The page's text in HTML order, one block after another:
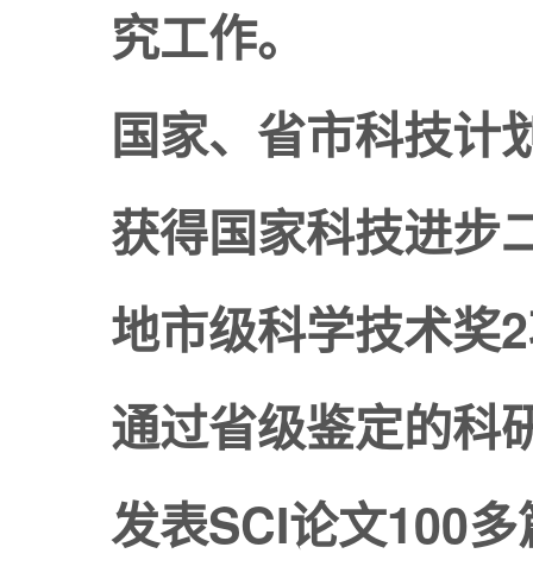
究工作。
国家、省市科技计
获得国家科技进步
地市级科学技术奖
通过省级鉴定的科
发表SCI论文100